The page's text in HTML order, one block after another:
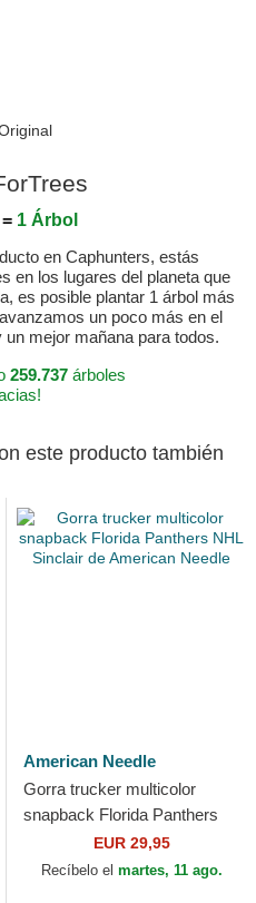
= 1 Árbol
en Caphunters, estás
en los lugares del planeta que
es posible plantar 1 árbol más
un poco más en el
mejor mañana para todos.
259.737 árboles
este producto también
American Needle
Gorra trucker multicolor
snapback Florida Panthers
NHL Sinclair de American
Needle
EUR 29,95
Recíbelo el martes, 11 ago.